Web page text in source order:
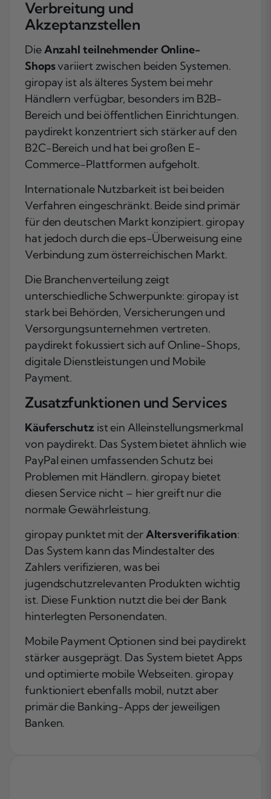
Verbreitung und
Akzeptanzstellen
Die Anzahl teilnehmender Online-
Shopsvariiert zwischen beiden Systemen.
giropay ist als älteres System bei mehr
Händlern verfügbar, besonders im B2B-
Bereich und bei öffentlichen Einrichtungen.
paydirekt konzentriert sich stärker auf den
B2C-Bereich und hat bei großen E-
Commerce-Plattformen aufgeholt.
Internationale Nutzbarkeit ist bei beiden
Verfahren eingeschränkt. Beide sind primär
für den deutschen Markt konzipiert. giropay
hat jedoch durch die eps-Überweisung eine
Verbindung zum österreichischen Markt.
Die Branchenverteilung zeigt
unterschiedliche Schwerpunkte: giropay ist
stark bei Behörden, Versicherungen und
Versorgungsunternehmen vertreten.
paydirekt fokussiert sich auf Online-Shops,
digitale Dienstleistungen und Mobile
Payment.
Zusatzfunktionen und Services
Käuferschutz ist ein Alleinstellungsmerkmal
von paydirekt. Das System bietet ähnlich wie
PayPal einen umfassenden Schutz bei
Problemen mit Händlern. giropay bietet
diesen Service nicht – hier greift nur die
normale Gewährleistung.
giropay punktet mit der Altersverifikation:
Das System kann das Mindestalter des
Zahlers verifizieren, was bei
jugendschutzrelevanten Produkten wichtig
ist. Diese Funktion nutzt die bei der Bank
hinterlegten Personendaten.
Mobile Payment Optionen sind bei paydirekt
stärker ausgeprägt. Das System bietet Apps
und optimierte mobile Webseiten. giropay
funktioniert ebenfalls mobil, nutzt aber
primär die Banking-Apps der jeweiligen
Banken.